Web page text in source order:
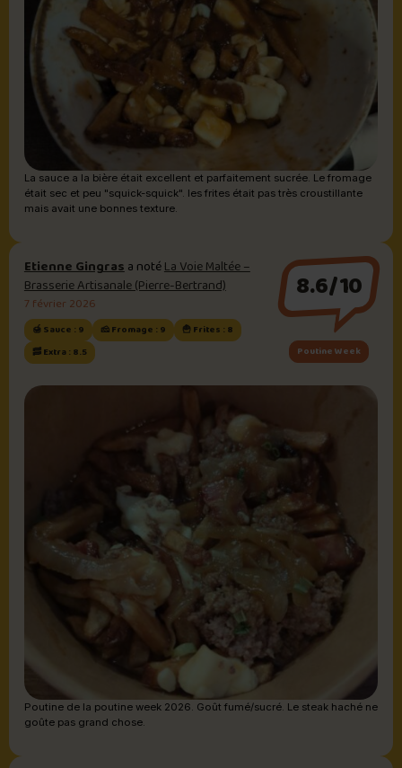
La sauce a la bière était excellent et parfaitement sucrée. Le fromage
était sec et peu "squick-squick". les frites était pas très croustillante
mais avait une bonnes texture.
Etienne Gingrasa notéLa Voie Maltée –
Brasserie Artisanale (Pierre-Bertrand)
7 février 2026
🍯 Sauce : 9 🧀 Fromage : 9
🍟 Frites : 8
🥓 Extra : 8.5
8.6/10
Poutine Week
Poutine de la poutine week 2026. Goût fumé/sucré. Le steak haché ne
goûte pas grand chose.